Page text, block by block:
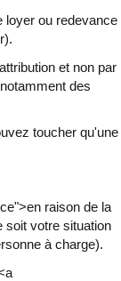
loyer ou redevance
et non par
des
toucher qu'une
raison de la
soit votre situation
à charge).